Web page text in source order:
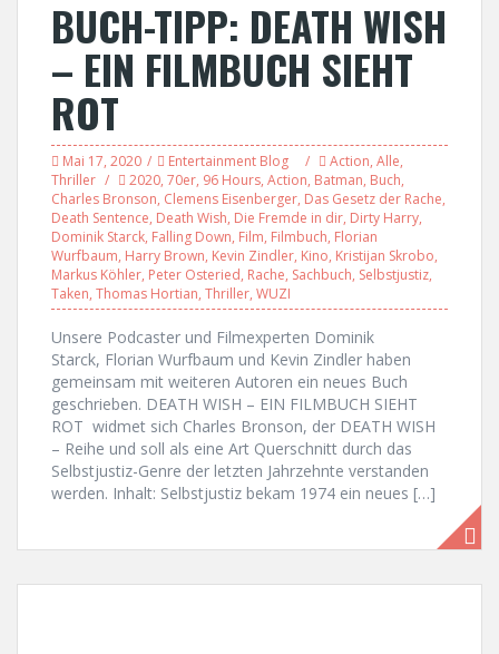
BUCH-TIPP: DEATH WISH
– EIN FILMBUCH SIEHT
ROT
Mai 17, 2020 Entertainment Blog Action, Alle,
Thriller
2020, 70er, 96 Hours, Action, Batman, Buch,
Charles Bronson, Clemens Eisenberger, Das Gesetz der Rache,
Death Sentence, Death Wish, Die Fremde in dir, Dirty Harry,
Dominik Starck, Falling Down, Film, Filmbuch, Florian
Wurfbaum, Harry Brown, Kevin Zindler, Kino, Kristijan Skrobo,
Markus Köhler, Peter Osteried, Rache, Sachbuch, Selbstjustiz,
Taken, Thomas Hortian, Thriller, WUZI
Unsere Podcaster und Filmexperten Dominik
Starck, Florian Wurfbaum und Kevin Zindler haben
gemeinsam mit weiteren Autoren ein neues Buch
geschrieben. DEATH WISH – EIN FILMBUCH SIEHT
ROT widmet sich Charles Bronson, der DEATH WISH
– Reihe und soll als eine Art Querschnitt durch das
Selbstjustiz-Genre der letzten Jahrzehnte verstanden
werden. Inhalt: Selbstjustiz bekam 1974 ein neues […]